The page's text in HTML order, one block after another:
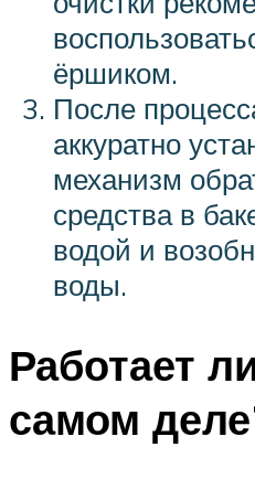
ёршиком.
После
аккуратно
механизм
средства в
водой и
воды.
Работает
самом